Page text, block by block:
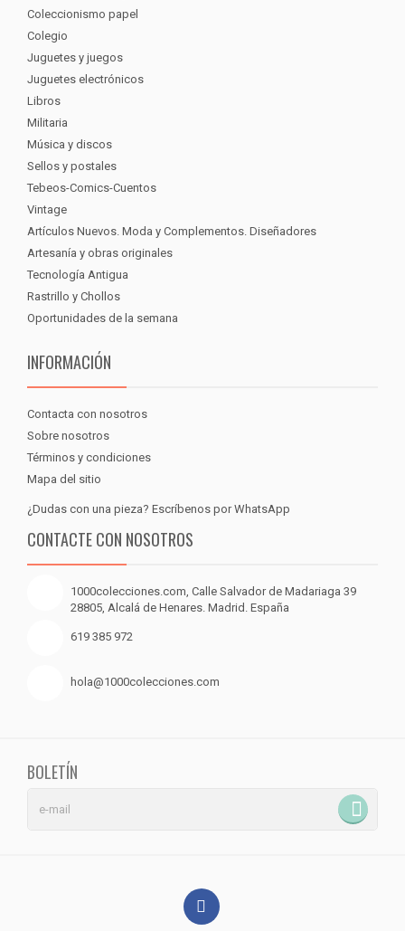
Coleccionismo papel
Colegio
Juguetes y juegos
Juguetes electrónicos
Libros
Militaria
Música y discos
Sellos y postales
Tebeos-Comics-Cuentos
Vintage
Artículos Nuevos. Moda y Complementos. Diseñadores
Artesanía y obras originales
Tecnología Antigua
Rastrillo y Chollos
Oportunidades de la semana
INFORMACIÓN
Contacta con nosotros
Sobre nosotros
Términos y condiciones
Mapa del sitio
¿Dudas con una pieza? Escríbenos por WhatsApp
CONTACTE CON NOSOTROS
1000colecciones.com, Calle Salvador de Madariaga 39
28805, Alcalá de Henares. Madrid. España
619 385 972
hola@1000colecciones.com
BOLETÍN